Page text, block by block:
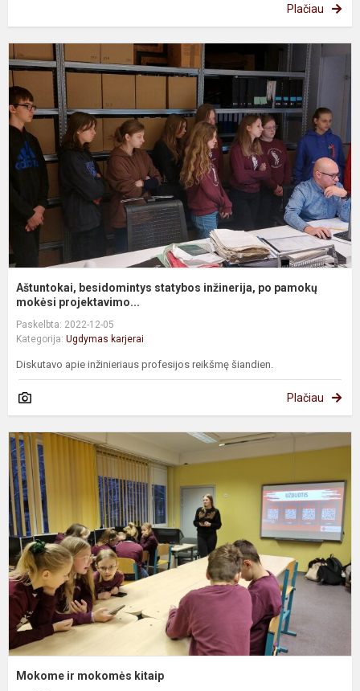
Plačiau
Aštuntokai, besidomintys statybos inžinerija, po pamokų
mokėsi projektavimo...
Paskelbta: 2022-12-05
Kategorija: Ugdymas karjerai
Diskutavo apie inžinieriaus profesijos reikšmę šiandien.
Plačiau
Mokome ir mokomės kitaip